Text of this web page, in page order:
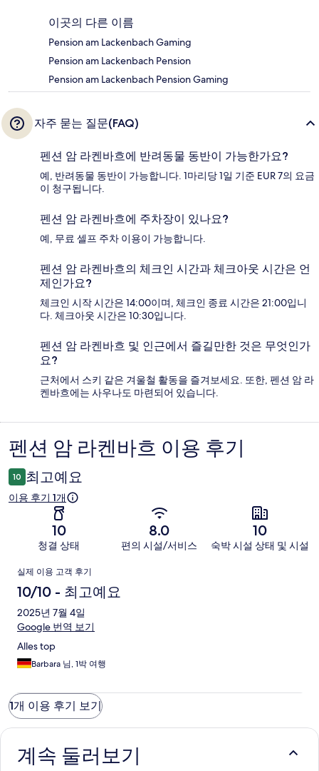
이곳의 다른 이름
Pension am Lackenbach Gaming
Pension am Lackenbach Pension
Pension am Lackenbach Pension Gaming
자주 묻는 질문(FAQ)
펜션 암 라켄바흐에 반려동물 동반이 가능한가요?
예, 반려동물 동반이 가능합니다. 1마리당 1일 기준 EUR 7의 요금
이 청구됩니다.
펜션 암 라켄바흐에 주차장이 있나요?
예, 무료 셀프 주차 이용이 가능합니다.
펜션 암 라켄바흐의 체크인 시간과 체크아웃 시간은 언
제인가요?
체크인 시작 시간은 14:00이며, 체크인 종료 시간은 21:00입니
다. 체크아웃 시간은 10:30입니다.
펜션 암 라켄바흐 및 인근에서 즐길만한 것은 무엇인가
요?
근처에서 스키 같은 겨울철 활동을 즐겨보세요. 또한, 펜션 암 라
켄바흐에는 사우나도 마련되어 있습니다.
이
용
후
펜션 암 라켄바흐 이용 후기
10 최고예요
이용 후기 1개
10
청결 상태
8.0
편의 시설/서비스
10
숙박 시설 상태 및 시설
이
용
후
기
실제 이용 고객 후기
10/10 - 최고예요
2025년 7월 4일
Google 번역 보기
Alles top
Barbara 님, 1박 여행
1개 이용 후기 보기
계속 둘러보기